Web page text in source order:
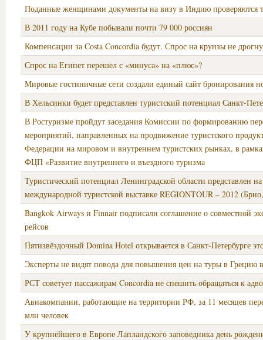
Поданные женщинами документы на визу в Индию проверяются
В 2011 году на Кубе побывали почти 79 000 россиян
Компенсации за Costa Concordia будут. Спрос на круизы не
Спрос на Египет перешел с «минуса» на «плюс»?
Мировые гостиничные сети создали единый сайт бронирования
В Хельсинки будет представлен туристский потенциал Санкт-
В Ростуризме пройдут заседания Комиссии по формированию
мероприятий, направленных на продвижение туристского
Федерации на мировом и внутреннем туристских рынках, в
ФЦП «Развитие внутреннего и въездного туризма
Туристический потенциал Ленинградской области представлен на
международной туристской выставке REGIONTOUR – 2012
Bangkok Airways и Finnair подписали соглашение о совместной
рейсов
Пятизвёздочный Domina Hotel открывается в Санкт-Петербурге
Эксперты не видят повода для повышения цен на туры в Грецию
РСТ советует пассажирам Concordia не спешить обращаться к
Авиакомпании, работающие на территории РФ, за 11 месяцев
млн человек
У крупнейшего в Европе Лапландского заповедника день